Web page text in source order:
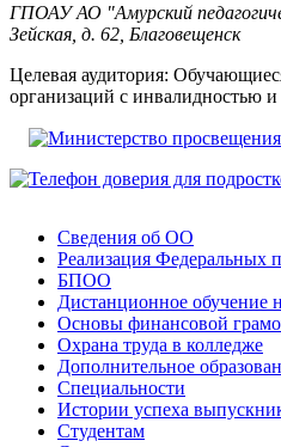
ГПОАУ АО "Амурский
Зейская, д. 62, Благовещенск
Целевая аудитория:
организаций с инвалидностью
Сведения об ОО
Реализация Федеральных
БПОО
Дистанционное обучение
Основы финансовой
Охрана труда в колледже
Дополнительное
Специальности
Истории успеха
Студентам